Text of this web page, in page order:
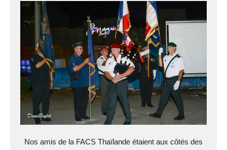
Nos amis de la FACS Thaïlande étaient aux côtés des